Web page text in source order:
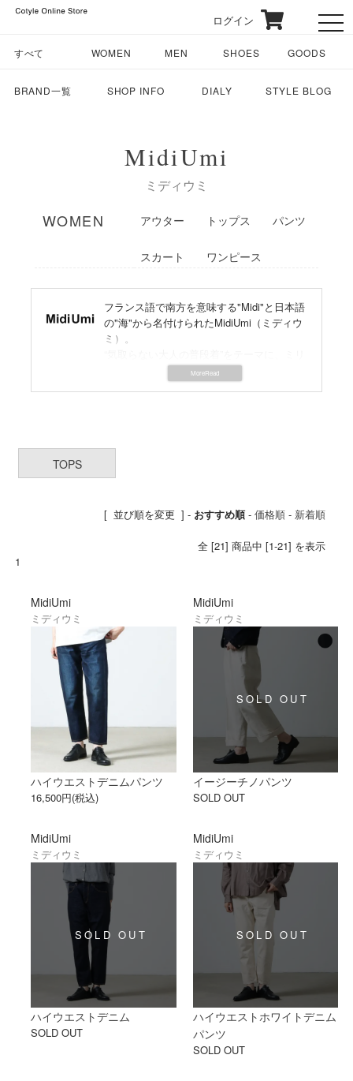
ログイン
すべて WOMEN MEN SHOES GOODS
BRAND一覧 SHOP INFO DIALY STYLE BLOG
MidiUmi
ミディウミ
WOMEN アウター トップス パンツ
スカート ワンピース
フランス語で南方を意味する"Midi"と日本語
の"海"から名付けられたMidiUmi（ミディウ
ミ）。
タリーやワークなどトラッドスタイルを女
性らしく表現。
TOPS
[ 並び順を変更 ] - おすすめ順-価格順 - 新着順
全 [21] 商品中 [1-21] を表示
1
MidiUmi
ミディウミ
ハイウエストデニムパンツ
16,500円(税込)
MidiUmi
ミディウミ
イージーチノパンツ
SOLD OUT
MidiUmi
ミディウミ
ハイウエストデニム
SOLD OUT
MidiUmi
ミディウミ
ハイウエストホワイトデニム
パンツ
SOLD OUT